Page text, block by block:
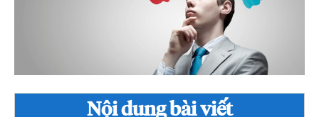
Nội dung bài viết